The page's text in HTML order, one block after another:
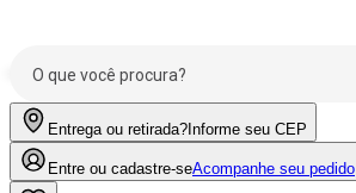
Entrega ou retirada? Informe seu CEP
Entre ou cadastre-seAcompanhe seu pedido